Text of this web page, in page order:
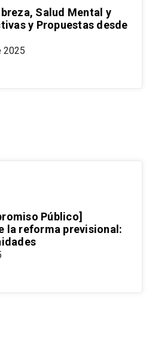
Salud Mental y
y Propuestas desde
2025
Público]
la reforma previsional: